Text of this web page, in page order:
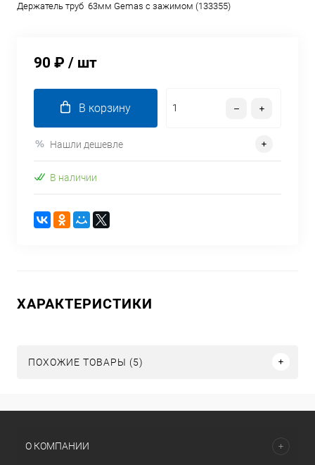
Держатель труб 63мм Gemas с зажимом (133355)
90 ₽ / шт
В корзину
Нашли дешевле
В наличии
ХАРАКТЕРИСТИКИ
ПОХОЖИЕ ТОВАРЫ (5)
О КОМПАНИИ